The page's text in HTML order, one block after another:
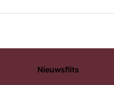
Nieuwsflits